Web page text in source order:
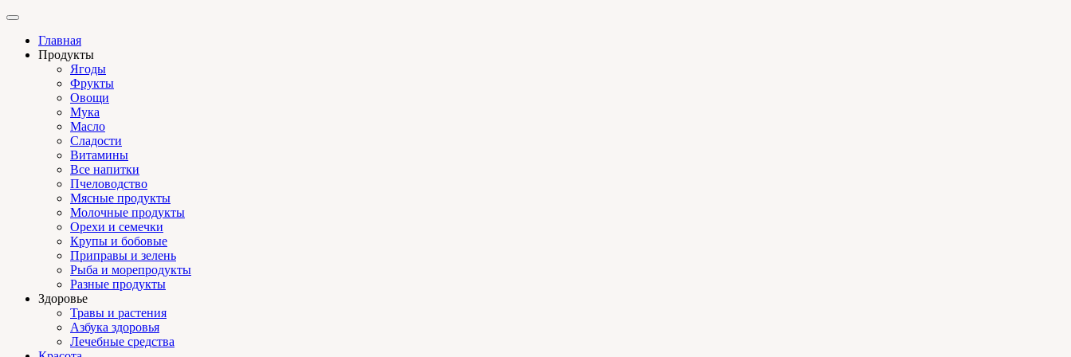
Главная
Продукты
Ягоды
Фрукты
Овощи
Мука
Масло
Сладости
Витамины
Все напитки
Пчеловодство
Мясные продукты
Молочные продукты
Орехи и семечки
Крупы и бобовые
Приправы и зелень
Рыба и морепродукты
Разные продукты
Здоровье
Травы и растения
Азбука здоровья
Лечебные средства